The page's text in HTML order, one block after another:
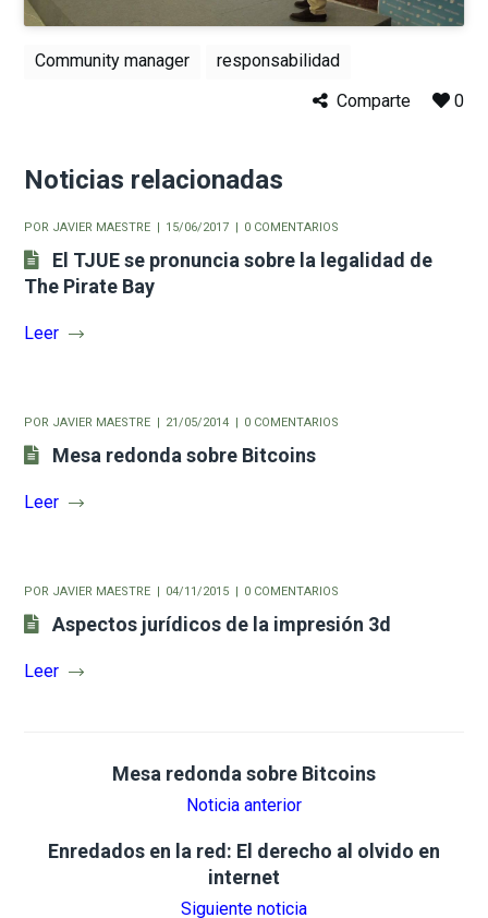
Community manager
responsabilidad
Comparte
0
Noticias relacionadas
POR JAVIER MAESTRE 15/06/2017 0 COMENTARIOS
El TJUE se pronuncia sobre la legalidad de
The Pirate Bay
Leer
POR JAVIER MAESTRE 21/05/2014 0 COMENTARIOS
Mesa redonda sobre Bitcoins
Leer
POR JAVIER MAESTRE 04/11/2015 0 COMENTARIOS
Aspectos jurídicos de la impresión 3d
Leer
Mesa redonda sobre Bitcoins
Noticia anterior
Enredados en la red: El derecho al olvido en
internet
Siguiente noticia